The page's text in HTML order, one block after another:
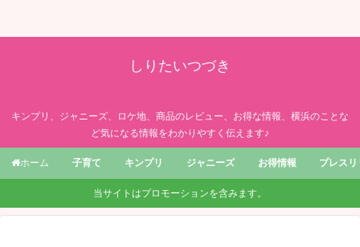
しりたいつづき
キンプリ、ジャニーズ、ロケ地、商品のレビュー、お得な情報、横浜のことな
ど気になる情報をわかりやすく伝えます♪
ホーム 子育て キンプリ ジャニーズ お得情報 プレス
当サイトはプロモーションを含みます。